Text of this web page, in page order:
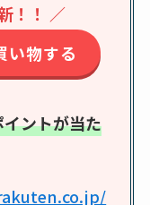
調査
ンシャルフラ
廃盤？なぜ？
ない？どこで
るか・代替品
！！ ／
物する
ントが当た